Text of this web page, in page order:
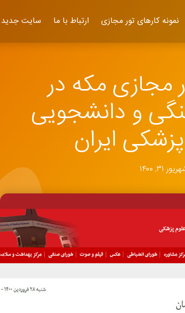
نمونه کارهای تور مجازی ارتباط با ما سایت جدید
مجازی مکه در
و دانشجویی
ایران
۳۱, ۱۴۰۰